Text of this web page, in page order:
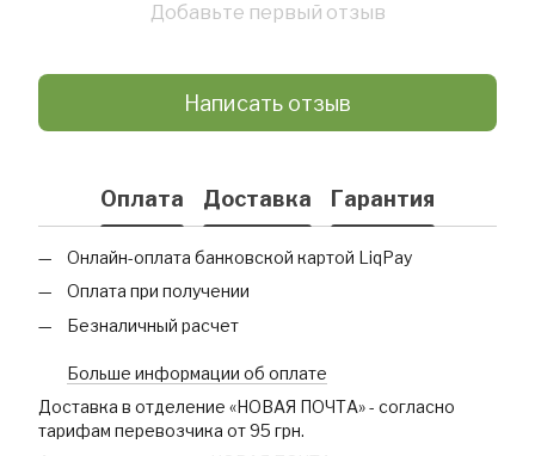
Добавьте первый отзыв
Написать отзыв
Оплата Доставка Гарантия
Онлайн-оплата банковской картой LiqPay
Оплата при получении
Безналичный расчет
Больше информации об оплате
Доставка в отделение «НОВАЯ ПОЧТА» - согласно
тарифам перевозчика от 95 грн.